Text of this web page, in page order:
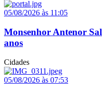
05/08/2026 às 11:05
Monsenhor Antenor
anos
Cidades
05/08/2026 às 07:53